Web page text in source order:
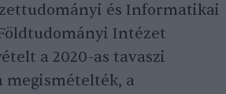
és Informatikai
Intézet
a 2020-as tavaszi
megismételték, a